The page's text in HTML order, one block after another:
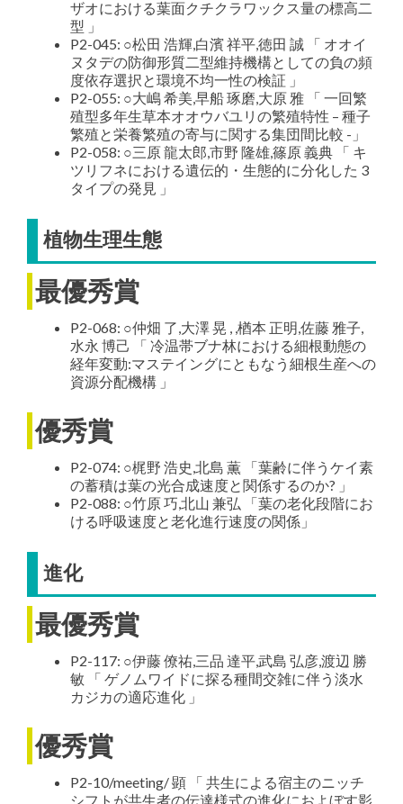
ザオにおける葉面クチクラワックス量の標高二
型 」
P2-045: ○松田 浩輝,白濱 祥平,徳田 誠 「 オオイ
ヌタデの防御形質二型維持機構としての負の頻
度依存選択と環境不均一性の検証 」
P2-055: ○大嶋 希美,早船 琢磨,大原 雅 「 一回繁
殖型多年生草本オオウバユリの繁殖特性 – 種子
繁殖と栄養繁殖の寄与に関する集団間比較 -」
P2-058: ○三原 龍太郎,市野 隆雄,篠原 義典 「 キ
ツリフネにおける遺伝的・生態的に分化した 3
タイプの発見 」
植物生理生態
最優秀賞
P2-068: ○仲畑 了,大澤 晃 , ,楢本 正明,佐藤 雅子,
水永 博己 「 冷温帯ブナ林における細根動態の
経年変動:マステイングにともなう細根生産への
資源分配機構 」
優秀賞
P2-074: ○梶野 浩史,北島 薫 「葉齢に伴うケイ素
の蓄積は葉の光合成速度と関係するのか? 」
P2-088: ○竹原 巧,北山 兼弘 「葉の老化段階にお
ける呼吸速度と老化進行速度の関係」
進化
最優秀賞
P2-117: ○伊藤 僚祐,三品 達平,武島 弘彦,渡辺 勝
敏 「 ゲノムワイドに探る種間交雑に伴う淡水
カジカの適応進化 」
優秀賞
P2-10/meeting/ 顕 「 共生による宿主のニッチ
シフトが共生者の伝達様式の進化におよぼす影